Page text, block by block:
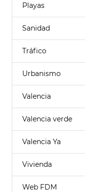
Playas
Sanidad
Tráfico
Urbanismo
Valencia
Valencia verde
Valencia Ya
Vivienda
Web FDM